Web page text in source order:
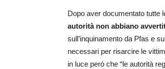
Dopo aver documentato tutte
autorità non abbiano
sull’inquinamento da Pfas e
necessari per risarcire le
in luce però che “le autorità